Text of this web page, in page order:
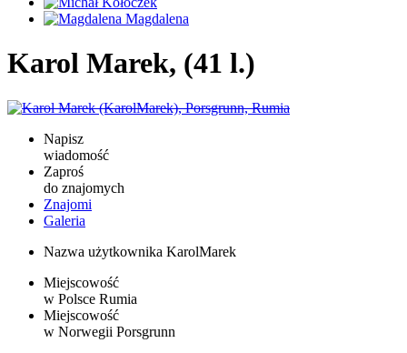
Karol Marek, (41 l.)
Napisz
wiadomość
Zaproś
do znajomych
Znajomi
Galeria
Nazwa użytkownika KarolMarek
Miejscowość
w Polsce Rumia
Miejscowość
w Norwegii Porsgrunn